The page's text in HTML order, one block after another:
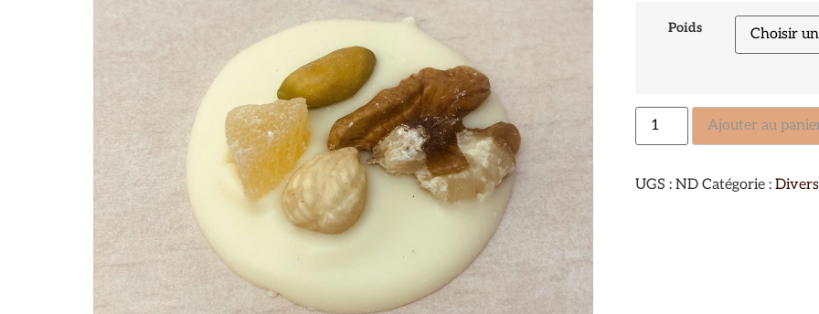
Poids
Ajouter au
UGS : ND Catégorie : Divers